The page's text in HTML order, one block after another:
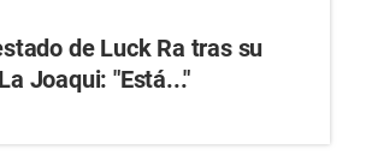
de Luck Ra tras su
Joaqui: "Está..."